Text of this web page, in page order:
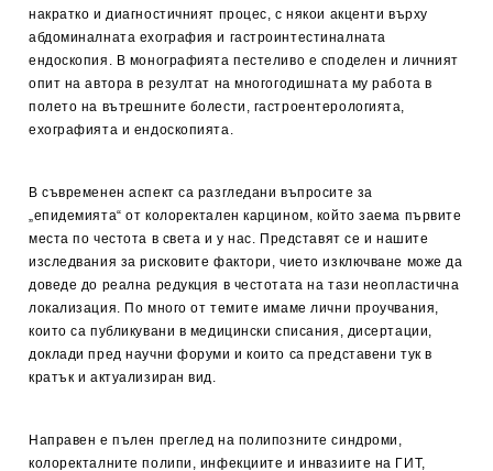
накратко и диагностичният процес, с някои акценти върху
абдоминалната ехография и гастроинтестиналната
ендоскопия. В монографията пестеливо е споделен и личният
опит на автора в резултат на многогодишната му работа в
полето на вътрешните болести, гастроентерологията,
ехографията и ендоскопията.
В съвременен аспект са разгледани въпросите за
„епидемията“ от колоректален карцином, който заема първите
места по честота в света и у нас. Представят се и нашите
изследвания за рисковите фактори, чието изключване може да
доведе до реална редукция в честотата на тази неопластична
локализация. По много от темите имаме лични проучвания,
които са публикувани в медицински списания, дисертации,
доклади пред научни форуми и които са представени тук в
кратък и актуализиран вид.
Направен е пълен преглед на полипозните синдроми,
колоректалните полипи, инфекциите и инвазиите на ГИТ,